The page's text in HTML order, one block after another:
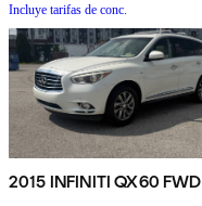
Incluye tarifas de conc.
2015 INFINITI QX60 FWD